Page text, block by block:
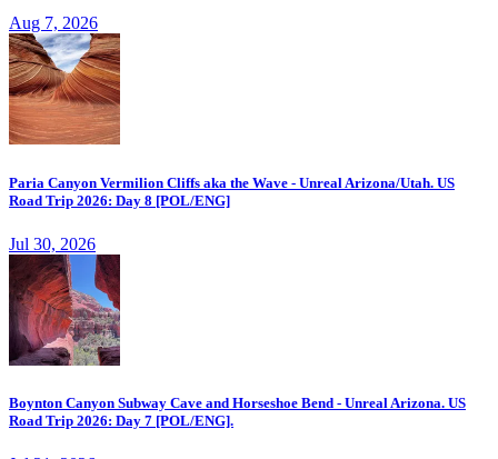
Aug 7, 2026
Paria Canyon Vermilion Cliffs aka the Wave - Unreal Arizona/Utah. US
Road Trip 2026: Day 8 [POL/ENG]
Jul 30, 2026
Boynton Canyon Subway Cave and Horseshoe Bend - Unreal Arizona. US
Road Trip 2026: Day 7 [POL/ENG].